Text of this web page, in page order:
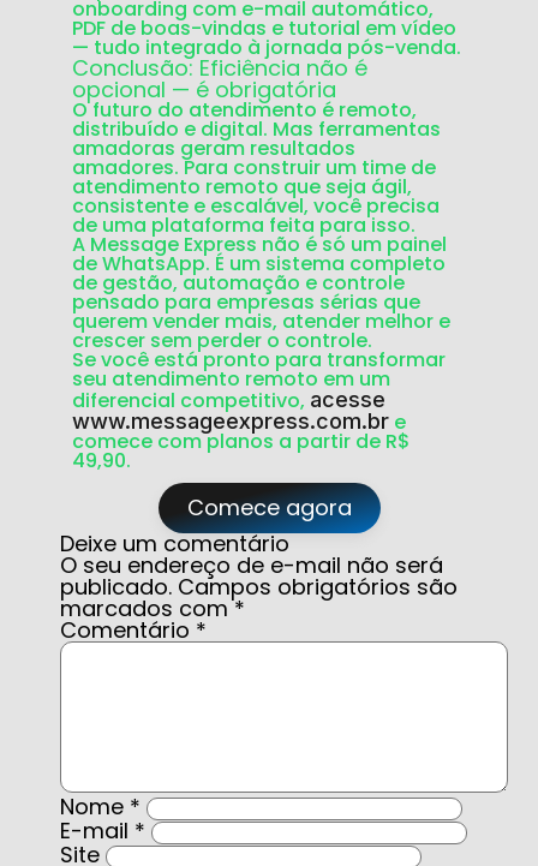
onboarding com e-mail automático,
PDF de boas-vindas e tutorial em vídeo
— tudo integrado à jornada pós-venda.
Conclusão: Eficiência não é
opcional — é obrigatória
O futuro do atendimento é remoto,
distribuído e digital. Mas ferramentas
amadoras geram resultados
amadores. Para construir um time de
atendimento remoto que seja ágil,
consistente e escalável, você precisa
de uma plataforma feita para isso.
A Message Express não é só um painel
de WhatsApp. É um sistema completo
de gestão, automação e controle
pensado para empresas sérias que
querem vender mais, atender melhor e
crescer sem perder o controle.
Se você está pronto para transformar
seu atendimento remoto em um
diferencial competitivo, acesse
www.messageexpress.com.br e
comece com planos a partir de R$
49,90.
Comece agora
Deixe um comentário
O seu endereço de e-mail não será
publicado. Campos obrigatórios são
marcados com*
Comentário *
Nome *
E-mail *
Site